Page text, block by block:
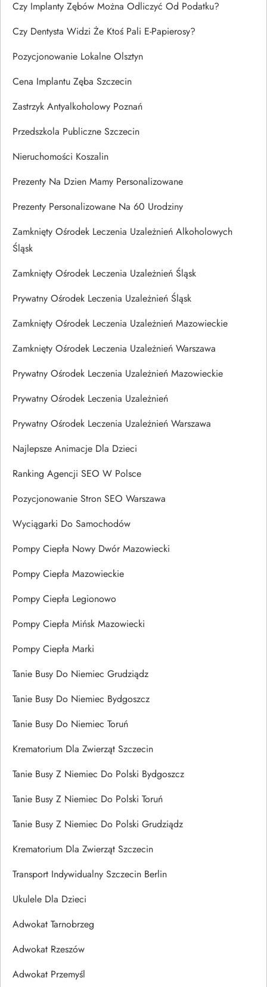
Czy Implanty Zębów Można Odliczyć Od Podatku?
Czy Dentysta Widzi Że Ktoś Pali E-Papierosy?
Pozycjonowanie Lokalne Olsztyn
Cena Implantu Zęba Szczecin
Zastrzyk Antyalkoholowy Poznań
Przedszkola Publiczne Szczecin
Nieruchomości Koszalin
Prezenty Na Dzien Mamy Personalizowane
Prezenty Personalizowane Na 60 Urodziny
Zamknięty Ośrodek Leczenia Uzależnień Alkoholowych
Śląsk
Zamknięty Ośrodek Leczenia Uzależnień Śląsk
Prywatny Ośrodek Leczenia Uzależnień Śląsk
Zamknięty Ośrodek Leczenia Uzależnień Mazowieckie
Zamknięty Ośrodek Leczenia Uzależnień Warszawa
Prywatny Ośrodek Leczenia Uzależnień Mazowieckie
Prywatny Ośrodek Leczenia Uzależnień
Prywatny Ośrodek Leczenia Uzależnień Warszawa
Najlepsze Animacje Dla Dzieci
Ranking Agencji SEO W Polsce
Pozycjonowanie Stron SEO Warszawa
Wyciągarki Do Samochodów
Pompy Ciepła Nowy Dwór Mazowiecki
Pompy Ciepła Mazowieckie
Pompy Ciepła Legionowo
Pompy Ciepła Mińsk Mazowiecki
Pompy Ciepła Marki
Tanie Busy Do Niemiec Grudziądz
Tanie Busy Do Niemiec Bydgoszcz
Tanie Busy Do Niemiec Toruń
Krematorium Dla Zwierząt Szczecin
Tanie Busy Z Niemiec Do Polski Bydgoszcz
Tanie Busy Z Niemiec Do Polski Toruń
Tanie Busy Z Niemiec Do Polski Grudziądz
Krematorium Dla Zwierząt Szczecin
Transport Indywidualny Szczecin Berlin
Ukulele Dla Dzieci
Adwokat Tarnobrzeg
Adwokat Rzeszów
Adwokat Przemyśl